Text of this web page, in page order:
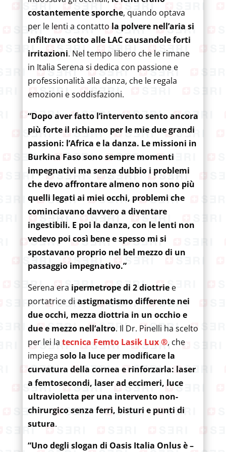
costantemente sporche, quando optava
per le lenti a contatto la polvere nell’aria si
infiltrava sotto alle LAC causandole forti
irritazioni. Nel tempo libero che le rimane
in Italia Serena si dedica con passione e
professionalità alla danza, che le regala
emozioni e soddisfazioni.
“Dopo aver fatto l’intervento sento ancora
più forte il richiamo per le mie due grandi
passioni: l’Africa e la danza. Le missioni in
Burkina Faso sono sempre momenti
impegnativi ma senza dubbio i problemi
che devo affrontare almeno non sono più
quelli legati ai miei occhi, problemi che
cominciavano davvero a diventare
ingestibili. E poi la danza, con le lenti non
vedevo poi così bene e spesso mi si
spostavano proprio nel bel mezzo di un
passaggio impegnativo.”
Serena era ipermetrope di 2 diottriee
portatrice di astigmatismo differente nei
due occhi, mezza diottria in un occhio e
due e mezzo nell’altro. Il Dr. Pinelli ha scelto
per lei la tecnica Femto Lasik Lux®, che
impiega solo la luce per modificare la
curvatura della cornea e rinforzarla: laser
a femtosecondi, laser ad eccimeri, luce
ultravioletta per una intervento non-
chirurgico senza ferri, bisturi e punti di
sutura.
“Uno degli slogan di Oasis Italia Onlus è –